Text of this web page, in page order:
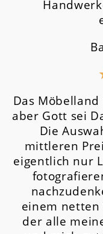
Das
aber Gott sei
Die
mittleren
eigentlich nur
einem netten
der alle